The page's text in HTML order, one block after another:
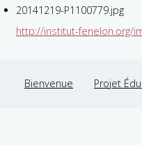
20141219-P1100779.jpg
http://institut-fenelon.org/
Bienvenue Projet